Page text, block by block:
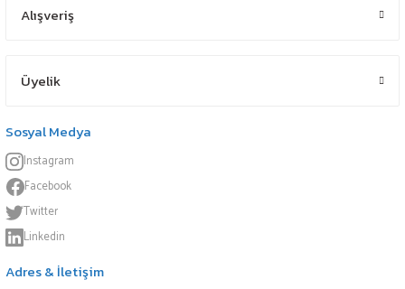
Alışveriş
Üyelik
Sosyal Medya
Instagram
Facebook
Twitter
Linkedin
Adres & İletişim